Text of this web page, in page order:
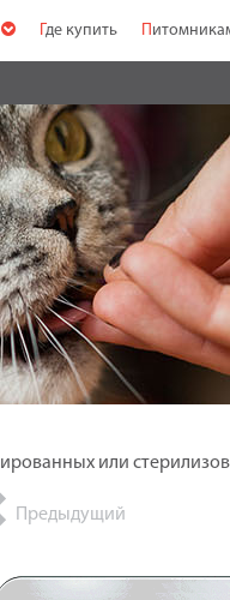
Где купить
или
Предыдущий